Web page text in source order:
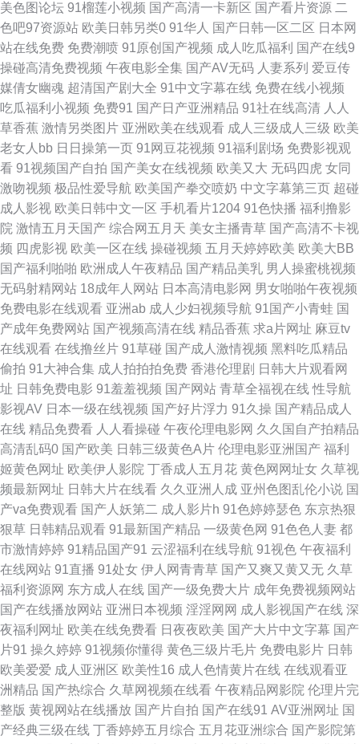
视剧免费观看电视剧大全 中文字幕AV影片在线手机播放 免费三级在线 最近
免费中文字幕中 做最劲爆的影院 青青草视频污 91性生活小视频 日产幕无线
码三区在线 国产高清在线不卡 日韩亚洲国产高清在线 超碰在线免费主播 琪
琪在线观看电影 91黑丝高跟后入 媚娘导航app 一卡2卡三卡4卡 国产在线亚
洲精 五月天色婷伊 东京热在线观看网址 日本高清免费乱码专区 97超开公碰
在线视频 欧美国产日韩精品 中国成人免费视频 精品精品国产欧美在线 亚洲
国产九九精 国产精品先锋在线直播 深夜福利入口 成人aⅴ在线 日本岛国片
AV高清在线播放 欧美日韩mv在线xx 最新精品国产 九九九成人综 日韩亚洲欧
美a∨ 豆花在线免费社区 日韩无码久久久 成全视频片在线观看免费观看 www
国产久久爱com 欧洲一卡2 91情国产l精品国产亚洲区 免费观看一级欧美 91
撸大师 欧美精品高清在线观看 51国产精品 美女视频免费 影视精品中文 娇小
萝被两 亚洲欧美乱日韩乱国产 国产午夜理伦三级好看 五月天福利影院 国产
国拍亚洲精品m 色色的天堂 成人在线观看伊人 人人躁婷婷视频 99热主页 欧
美日韩亚州国产 2017夜夜干精品 亚洲福利在线看 国产影视精品欧美 羞羞视
频app官 国产免费观看精品 无码不卡免费观看 偷拍综合色图 高清免费国产
在线观 日美中文字幕在线播放 从后面挺进去视频 日韩精品区 超碰99人人乐
区精品性色 97超碰女人 欧美成人香蕉网 综合色欧美 午夜激情影院动漫 国产
精品三级视频 天天干高清 国产91黄色包情网站 日韩欧美视频一区二区 婷婷
六月天电影 国产传媒在线视频 日韩一区免费视频99 成人性生交大婬乱欧美
美色图论坛 91榴莲小视频 国产高清一卡新区 国产看片资源 二
色吧97资源站 欧美日韩另类0 91华人 国产日韩一区二区 日本网
站在线免费 免费潮喷 91原创国产视频 成人吃瓜福利 国产在线9
操碰高清免费视频 午夜电影全集 国产AV无码 人妻系列 爱豆传
媒倩女幽魂 超清国产剧大全 91中文字幕在线 免费在线小视频
吃瓜福利小视频 免费91 国产日产亚洲精品 91社在线高清 人人
草香蕉 激情另类图片 亚洲欧美在线观看 成人三级成人三级 欧美
老女人bb 日日操第一页 91网豆花视频 91福利剧场 免费影视观
看 91视频国产自拍 国产美女在线视频 欧美又大 无码四虎 女同
激吻视频 极品性爱导航 欧美国产拳交喷奶 中文字幕第三页 超碰
成人影视 欧美日韩中文一区 手机看片1204 91色快播 福利撸影
院 激情五月天国产 综合网五月天 美女主播青草 国产高清不卡视
频 四虎影视 欧美一区在线 操碰视频 五月天婷婷欧美 欧美大BB
国产福利啪啪 欧洲成人午夜精品 国产精品美乳 男人操蜜桃视频
无码射精网站 18成年人网站 日本高清电影网 男女啪啪午夜视频
免费电影在线观看 亚洲ab 成人少妇视频导航 91国产小青蛙 国
产成年免费网站 国产视频高清在线 精品香蕉 求a片网址 麻豆tv
在线观看 在线撸丝片 91草碰 国产成人激情视频 黑料吃瓜精品
偷拍 91大神合集 成人拍拍拍免费 香港伦理剧 日韩大片观看网
址 日韩免费电影 91羞羞视频 国产网站 青草全福视在线 性导航
影视AV 日本一级在线视频 国产好片浮力 91久操 国产精品成人
在线 精品免费看 人人看操碰 午夜伦理电影网 久久国自产拍精品
高清乱码0 国产欧美 日韩三级黄色A片 伦理电影亚洲国产 福利
姬黄色网址 欧美伊人影院 丁香成人五月花 黄色网网址女 久草视
频最新网址 日韩大片在线看 久久亚洲人成 亚州色图乱伦小说 国
产va免费观看 国产人妖第二 成人影片h 91色婷婷瑟色 东京热狠
狠草 日韩精品观看 91最新国产精品 一级黄色网 91色色人妻 都
市激情婷婷 91精品国产91 云涩福利在线导航 91视色 午夜福利
在线网站 91直播 91处女 伊人网青青草 国产又爽又黄又无 久草
福利资源网 东方成人在线 国产一级免费大片 成年免费视频网站
国产在线播放网站 亚洲日本视频 淫淫网网 成人影视国产在线 深
夜福利网址 欧美在线免费看 日夜夜欧美 国产大片中文字幕 国产
片91 操久婷婷 91视频你懂得 黄色三级片毛片 免费电影片 日韩
欧美爱爱 成人亚洲区 欧美性16 成人色情黄片在线 在线观看亚
洲精品 国产热综合 久草网视频在线看 午夜精品网影院 伦理片完
整版 黄视网站在线播放 国产片自拍 国产在线91 AV亚洲网址 国
产经典三级在线 丁香婷婷五月综合 五月花亚洲综合 国产影院第